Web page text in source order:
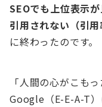
SEOでも上位表示
引用されない（引
に終わったのです。
「人間の心がこも
Google（E-E-A-T